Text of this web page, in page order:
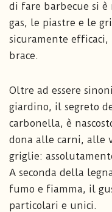
di fare barbecue si
gas, le piastre e le
sicuramente efficaci,
brace.
Oltre ad essere
giardino, il segreto
carbonella, è
dona alle carni, alle
griglie:
A seconda della
fumo e fiamma, il
particolari e unici.